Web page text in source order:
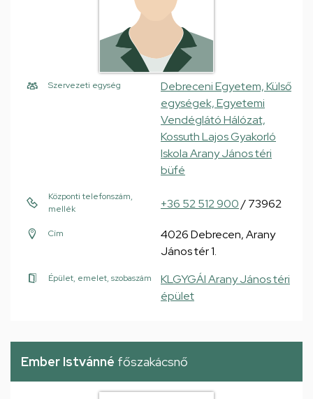
Szervezeti egység
Debreceni Egyetem, Külső
egységek, Egyetemi
Vendéglátó Hálózat,
Kossuth Lajos Gyakorló
Iskola Arany János téri
büfé
Központi telefonszám,
mellék
+36 52 512 900/ 73962
Cím
4026 Debrecen, Arany
János tér 1.
Épület, emelet, szobaszám
KLGYGÁI Arany János téri
épület
Ember Istvánné főszakácsnő